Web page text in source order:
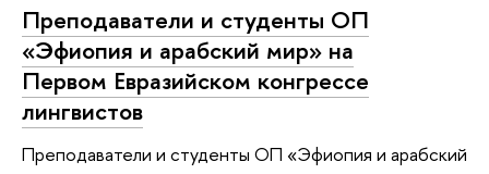
Преподаватели и студенты ОП
«Эфиопия и арабский мир» на
Первом Евразийском конгрессе
лингвистов
Преподаватели и студенты ОП «Эфиопия и арабский